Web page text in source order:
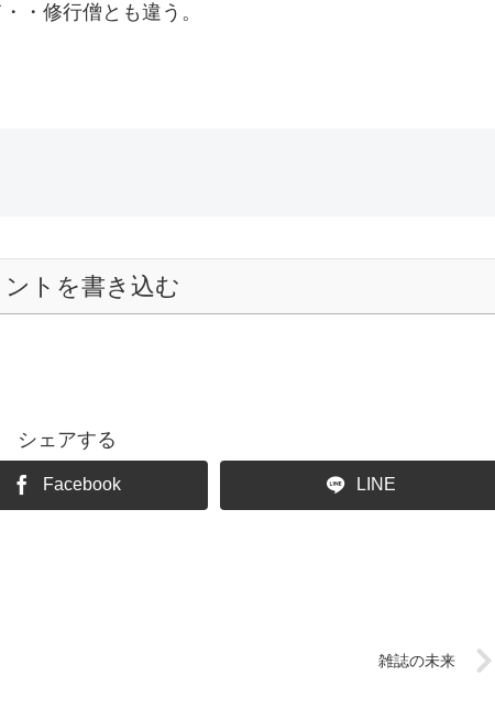
・修行僧とも違う。
ントを書き込む
シェアする
Facebook LINE
雑誌の未来